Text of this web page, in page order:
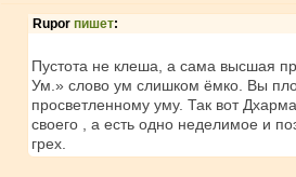
Rupor пишет:
Пустота не клеша, а сама высшая
Ум.» слово ум слишком ёмко. Вы
просветленному уму. Так вот
своего , а есть одно неделимое и
грех.